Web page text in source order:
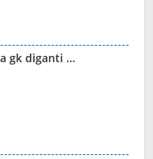
gk diganti …